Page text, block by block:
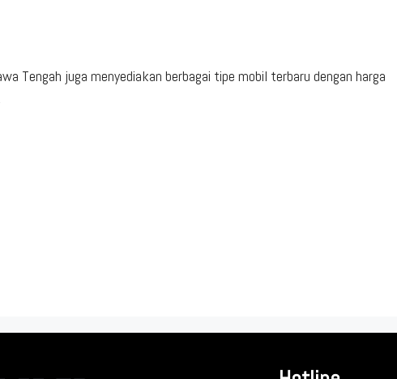
Tengah juga menyediakan berbagai tipe mobil terbaru dengan harga